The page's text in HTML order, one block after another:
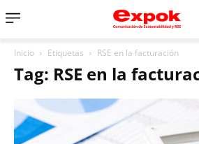
Inicio Etiquetas RSE en la facturación
Tag: RSE en la